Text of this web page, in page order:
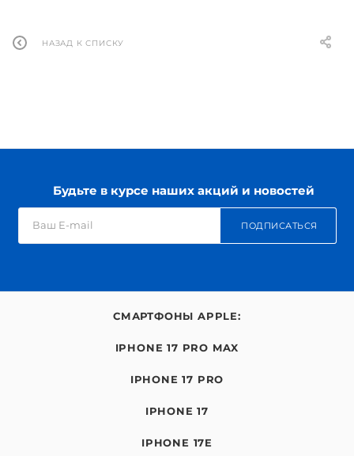
НАЗАД К СПИСКУ
Будьте в курсе наших акций и новостей
ПОДПИСАТЬСЯ
СМАРТФОНЫ APPLE:
IPHONE 17 PRO MAX
IPHONE 17 PRO
IPHONE 17
IPHONE 17E